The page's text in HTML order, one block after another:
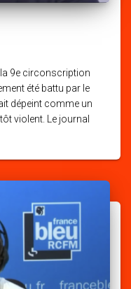
9e circonscription
été battu par le
dépeint comme un
violent. Le journal